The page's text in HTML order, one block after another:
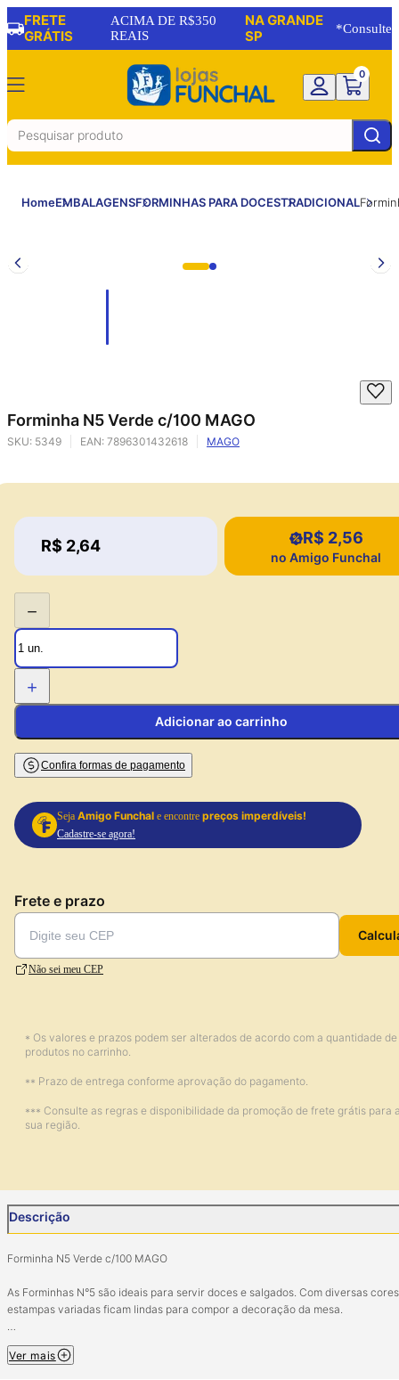
FRETE
GRÁTIS
ACIMA DE R$350
REAIS
NA GRANDE
SP
*Consulte
0
HomeEMBALAGENSFORMINHAS PARA DOCESTRADICIONAL
Forminha N5 Verde c/100 MAGO
SKU: 5349 EAN: 7896301432618 MAGO
Price:
R$ 2,64 Price:
R$ 2,56
no Amigo Funchal
−
+
Adicionar ao carrinho
Confira formas de pagamento
Seja Amigo Funchal e encontre preços imperdíveis!
Cadastre-se agora!
Frete e prazo
Não sei meu CEP
* Os valores e prazos podem ser alterados de acordo com a quantidade de
produtos no carrinho.
** Prazo de entrega conforme aprovação do pagamento.
*** Consulte as regras e disponibilidade da promoção de frete grátis para
sua região.
Descrição
Forminha N5 Verde c/100 MAGO
As Forminhas N°5 são ideais para servir doces e salgados. Com diversas cores e
estampas variadas ficam lindas para compor a decoração da mesa.
Pacote com 100 unidades.
Composição: Papel especial.
Ver mais